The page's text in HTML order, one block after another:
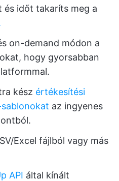
és időt takaríts meg a
on-demand módon a
hogy gyorsabban
kész értékesítési
az ingyenes
Excel fájlból vagy más
API által kínált